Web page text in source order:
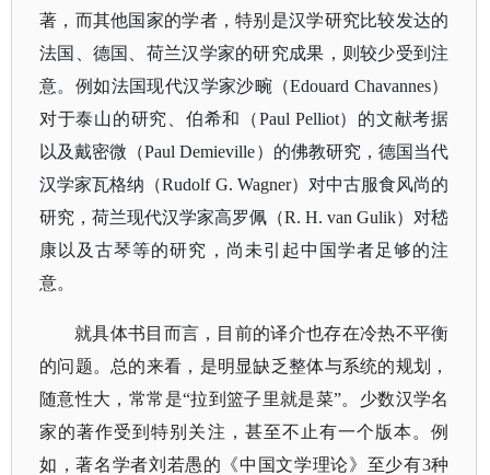
著，而其他国家的学者，特别是汉学研究比较发达的
法国、德国、荷兰汉学家的研究成果，则较少受到注
意。例如法国现代汉学家沙畹（Edouard Chavannes）
对于泰山的研究、伯希和（Paul Pelliot）的文献考据
以及戴密微（Paul Demieville）的佛教研究，德国当代
汉学家瓦格纳（Rudolf G. Wagner）对中古服食风尚的
研究，荷兰现代汉学家高罗佩（R. H. van Gulik）对嵇
康以及古琴等的研究，尚未引起中国学者足够的注
意。
就具体书目而言，目前的译介也存在冷热不平衡
的问题。总的来看，是明显缺乏整体与系统的规划，
随意性大，常常是“拉到篮子里就是菜”。少数汉学名
家的著作受到特别关注，甚至不止有一个版本。例
如，著名学者刘若愚的《中国文学理论》至少有3种